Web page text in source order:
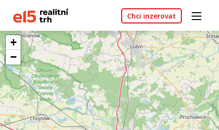
Chci inzerovat
+
−